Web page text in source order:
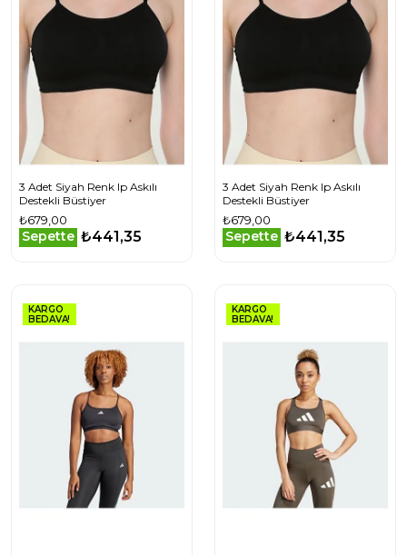
3 Adet Siyah Renk Ip Askılı
Destekli Büstiyer
₺679,00
Sepette ₺441,35
3 Adet Siyah Renk Ip Askılı
Destekli Büstiyer
₺679,00
Sepette ₺441,35
KARGO
BEDAVA!
KARGO
BEDAVA!